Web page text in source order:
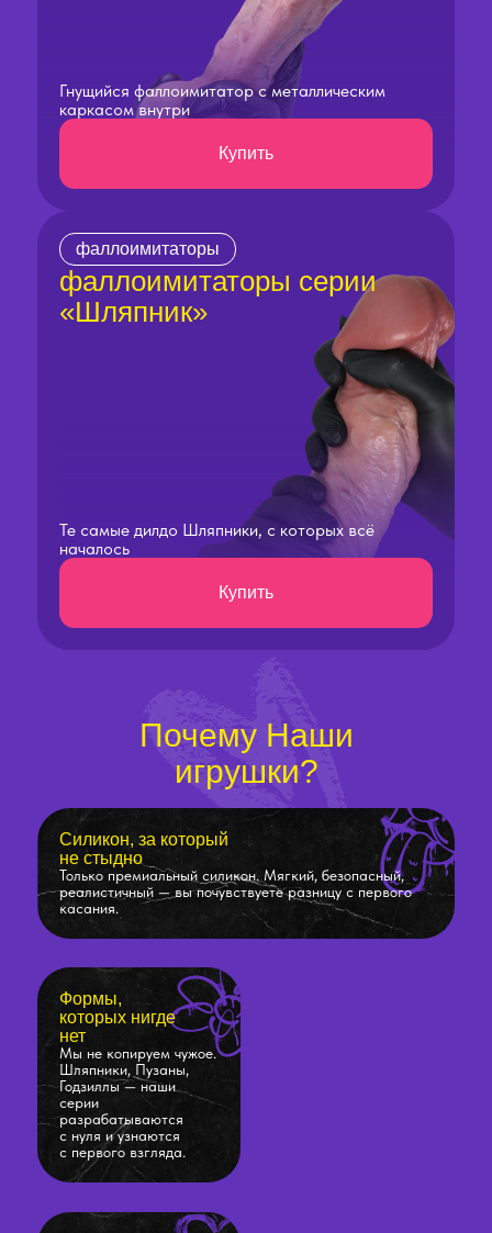
Гнущийся фаллоимитатор с металлическим
каркасом внутри
Купить
фаллоимитаторы
фаллоимитаторы серии
«Шляпник»
Те самые дилдо Шляпники, с которых всё
началось
Купить
Силикон, за который
не стыдно
Только премиальный силикон. Мягкий, безопасный,
реалистичный — вы почувствуете разницу с первого
касания.
Формы,
которых нигде
нет
Мы не копируем чужое.
Шляпники, Пузаны,
Годзиллы — наши
серии
разрабатываются
с нуля и узнаются
с первого взгляда.
Почему Наши
игрушки?